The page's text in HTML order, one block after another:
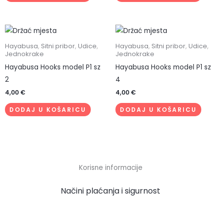
Hayabusa, Sitni pribor, Udice,
Jednokrake
Hayabusa Hooks model P1 sz
2
4,00 €
DODAJ U KOŠARICU
Hayabusa, Sitni pribor, Udice,
Jednokrake
Hayabusa Hooks model P1 sz
4
4,00 €
DODAJ U KOŠARICU
Korisne informacije
Načini plaćanja i sigurnost